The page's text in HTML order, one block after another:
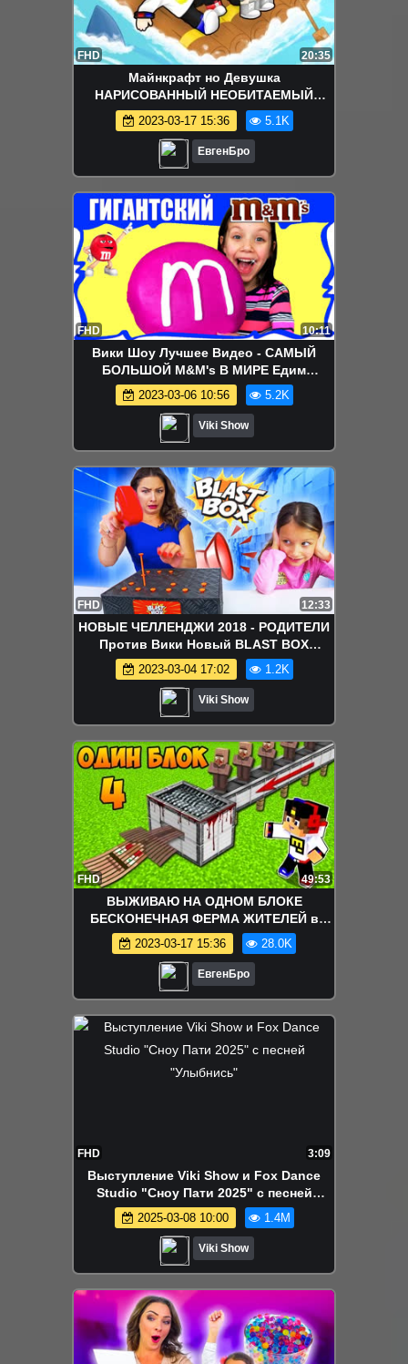
FHD 20:35
Майнкрафт но Девушка
НАРИСОВАННЫЙ НЕОБИТАЕМЫЙ
ОСТРОВ в Майнкрафт НУБ И ПРО
ВИДЕО ТРОЛЛИНГ MINECRAFT
2023-03-17 15:36 5.1K
ЕвгенБро
FHD 10:11
Вики Шоу Лучшее Видео - САМЫЙ
БОЛЬШОЙ M&M's В МИРЕ Едим
Гигантский Эмемдемс DIY / Вики Шоу
2023-03-06 10:56 5.2K
Viki Show
FHD 12:33
НОВЫЕ ЧЕЛЛЕНДЖИ 2018 - РОДИТЕЛИ
Против Вики Новый BLAST BOX
CHALLENGE Челлендж Взрывная
Коробочка // Вики Шоу
2023-03-04 17:02 1.2K
Viki Show
FHD 49:53
ВЫЖИВАЮ НА ОДНОМ БЛОКЕ
БЕСКОНЕЧНАЯ ФЕРМА ЖИТЕЛЕЙ в
МАЙНКРАФТ ! ДЕВУШКА ВИДЕО
ТРОЛЛИНГ MINECRAFT
2023-03-17 15:36 28.0K
ЕвгенБро
FHD 3:09
Выступление Viki Show и Fox Dance
Studio "Сноу Пати 2025" c песней
"Улыбнись"
2025-03-08 10:00 1.4M
Viki Show